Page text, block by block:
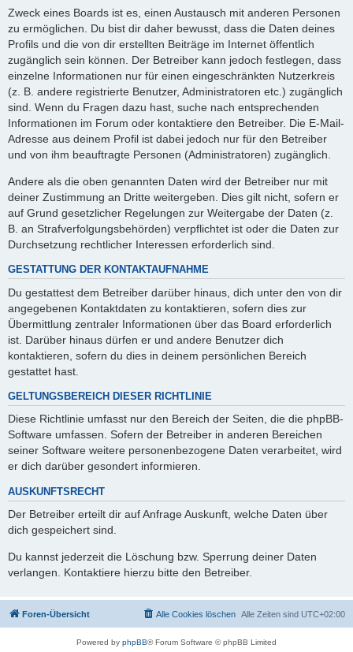
Zweck eines Boards ist es, einen Austausch mit anderen Personen
zu ermöglichen. Du bist dir daher bewusst, dass die Daten deines
Profils und die von dir erstellten Beiträge im Internet öffentlich
zugänglich sein können. Der Betreiber kann jedoch festlegen, dass
einzelne Informationen nur für einen eingeschränkten Nutzerkreis
(z. B. andere registrierte Benutzer, Administratoren etc.) zugänglich
sind. Wenn du Fragen dazu hast, suche nach entsprechenden
Informationen im Forum oder kontaktiere den Betreiber. Die E-Mail-
Adresse aus deinem Profil ist dabei jedoch nur für den Betreiber
und von ihm beauftragte Personen (Administratoren) zugänglich.
Andere als die oben genannten Daten wird der Betreiber nur mit
deiner Zustimmung an Dritte weitergeben. Dies gilt nicht, sofern er
auf Grund gesetzlicher Regelungen zur Weitergabe der Daten (z.
B. an Strafverfolgungsbehörden) verpflichtet ist oder die Daten zur
Durchsetzung rechtlicher Interessen erforderlich sind.
GESTATTUNG DER KONTAKTAUFNAHME
Du gestattest dem Betreiber darüber hinaus, dich unter den von dir
angegebenen Kontaktdaten zu kontaktieren, sofern dies zur
Übermittlung zentraler Informationen über das Board erforderlich
ist. Darüber hinaus dürfen er und andere Benutzer dich
kontaktieren, sofern du dies in deinem persönlichen Bereich
gestattet hast.
GELTUNGSBEREICH DIESER RICHTLINIE
Diese Richtlinie umfasst nur den Bereich der Seiten, die die phpBB-
Software umfassen. Sofern der Betreiber in anderen Bereichen
seiner Software weitere personenbezogene Daten verarbeitet, wird
er dich darüber gesondert informieren.
AUSKUNFTSRECHT
Der Betreiber erteilt dir auf Anfrage Auskunft, welche Daten über
dich gespeichert sind.
Du kannst jederzeit die Löschung bzw. Sperrung deiner Daten
verlangen. Kontaktiere hierzu bitte den Betreiber.
Foren-Übersicht Alle Zeiten sind UTC+02:00
Alle Cookies löschen
Powered by phpBB® Forum Software © phpBB Limited